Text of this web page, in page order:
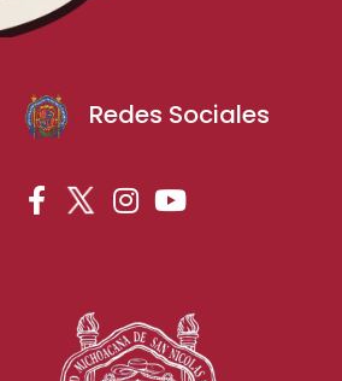
Redes Sociales